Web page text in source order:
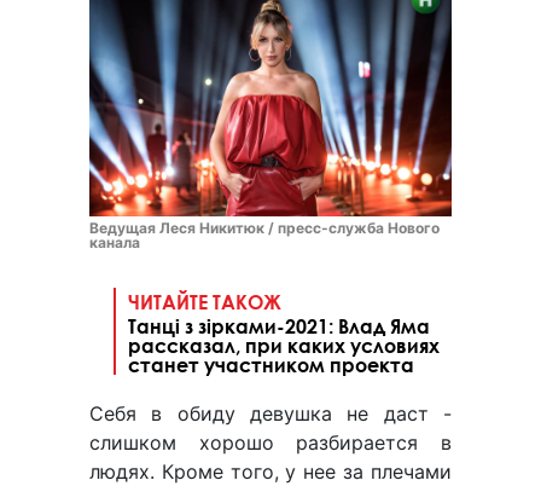
Ведущая Леся Никитюк / пресс-служба Нового
канала
ЧИТАЙТЕ ТАКОЖ
Танці з зірками-2021: Влад Яма
рассказал, при каких условиях
станет участником проекта
Себя в обиду девушка не даст -
слишком хорошо разбирается в
людях. Кроме того, у нее за плечами